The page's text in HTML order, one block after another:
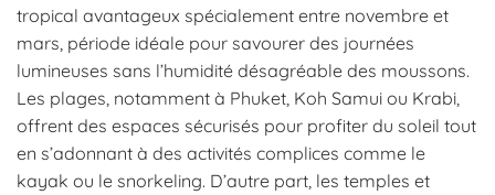
tropical avantageux spécialement entre novembre et
mars, période idéale pour savourer des journées
lumineuses sans l’humidité désagréable des moussons.
Les plages, notamment à Phuket, Koh Samui ou Krabi,
offrent des espaces sécurisés pour profiter du soleil tout
en s’adonnant à des activités complices comme le
kayak ou le snorkeling. D’autre part, les temples et